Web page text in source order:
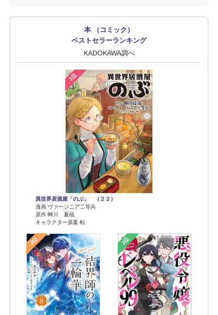
本 （コミック）
ベストセラーランキング
KADOKAWA調べ
1位
異世界居酒屋「のぶ」 （２２）
漫画 ヴァージニア二等兵
原作 蝉川 夏哉
キャラクター原案 転
2位 3位